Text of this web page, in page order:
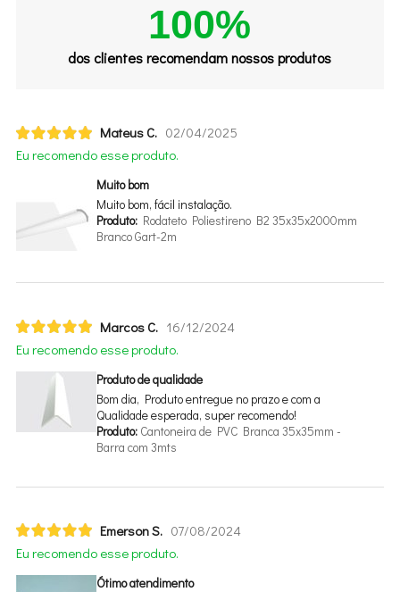
100%
dos clientes recomendam nossos produtos
Mateus C. 02/04/2025
Eu recomendo esse produto.
Muito bom
Muito bom, fácil instalação.
Produto:Rodateto Poliestireno B2 35x35x2000mm
Branco Gart-2m
Marcos C. 16/12/2024
Eu recomendo esse produto.
Produto de qualidade
Bom dia, Produto entregue no prazo e com a
Qualidade esperada, super recomendo!
Produto:Cantoneira de PVC Branca 35x35mm -
Barra com 3mts
Emerson S. 07/08/2024
Eu recomendo esse produto.
Ótimo atendimento